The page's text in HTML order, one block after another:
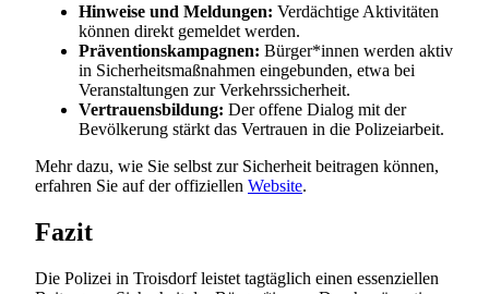
Hinweise und Meldungen: Verdächtige Aktivitäten
können direkt gemeldet werden.
Präventionskampagnen: Bürger*innen werden aktiv
in Sicherheitsmaßnahmen eingebunden, etwa bei
Veranstaltungen zur Verkehrssicherheit.
Vertrauensbildung: Der offene Dialog mit der
Bevölkerung stärkt das Vertrauen in die Polizeiarbeit.
Mehr dazu, wie Sie selbst zur Sicherheit beitragen können,
erfahren Sie auf der offiziellen Website.
Fazit
Die Polizei in Troisdorf leistet tagtäglich einen essenziellen